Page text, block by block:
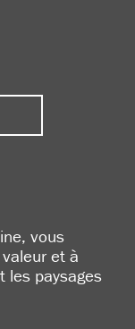
vous
et à
les paysages